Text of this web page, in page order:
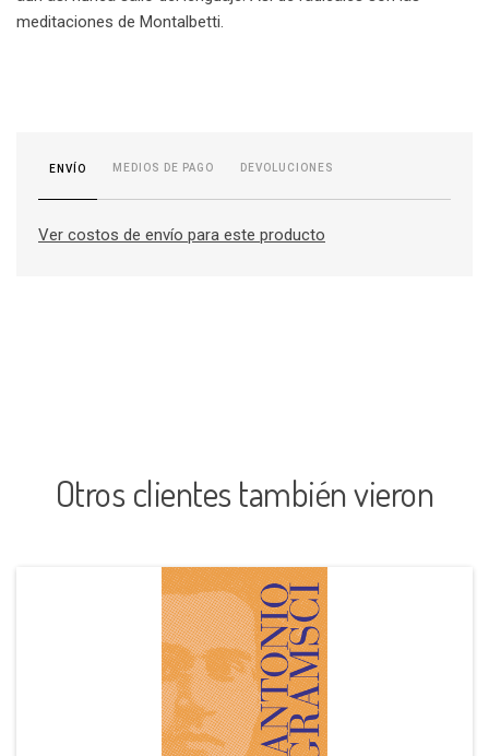
meditaciones de Montalbetti.
ENVÍO MEDIOS DE PAGO DEVOLUCIONES
Ver costos de envío para este producto
Otros clientes también vieron